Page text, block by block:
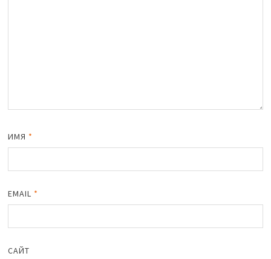
ИМЯ *
EMAIL *
САЙТ